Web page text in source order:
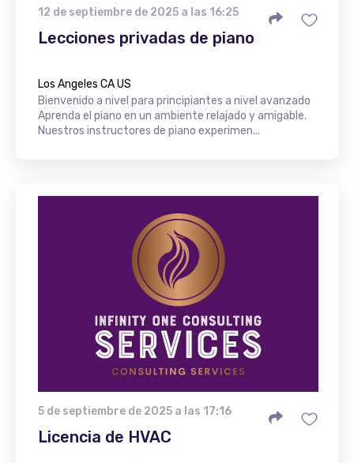
12 de septiembre de 2025 a las 16:25
Lecciones privadas de piano
Los Angeles CA US
Bienvenido a nivel para principiantes a nivel avanzado
Aprenda el piano en un ambiente relajado y amigable.
Nuestros instructores de piano experimen...
5 de septiembre de 2025 a las 17:16
Licencia de HVAC